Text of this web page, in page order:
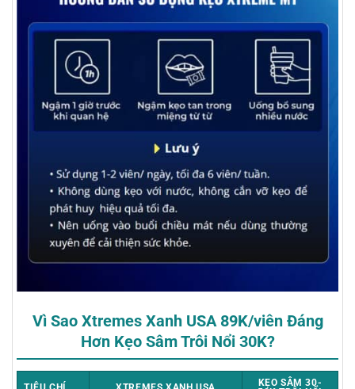
Vì Sao Xtremes Xanh USA 89K/viên Đáng
Hơn Kẹo Sâm Trôi Nổi 30K?
KẸO SÂM 30-